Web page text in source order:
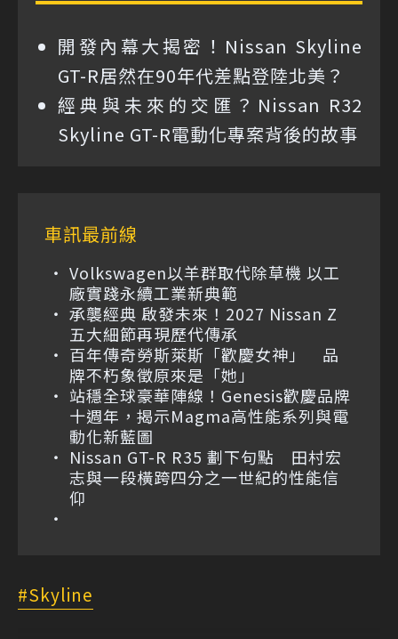
開發內幕大揭密！Nissan Skyline
GT-R居然在90年代差點登陸北美？
經典與未來的交匯？Nissan R32
Skyline GT-R電動化專案背後的故事
車訊最前線
Volkswagen以羊群取代除草機 以工
廠實踐永續工業新典範
承襲經典 啟發未來！2027 Nissan Z
五大細節再現歷代傳承
百年傳奇勞斯萊斯「歡慶女神」 品
牌不朽象徵原來是「她」
站穩全球豪華陣線！Genesis歡慶品牌
十週年，揭示Magma高性能系列與電
動化新藍圖
Nissan GT-R R35 劃下句點 田村宏
志與一段橫跨四分之一世紀的性能信
仰
Skyline